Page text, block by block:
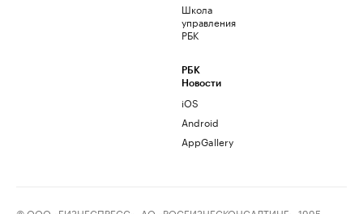
Школа
управления
РБК
РБК
Новости
iOS
Android
AppGallery